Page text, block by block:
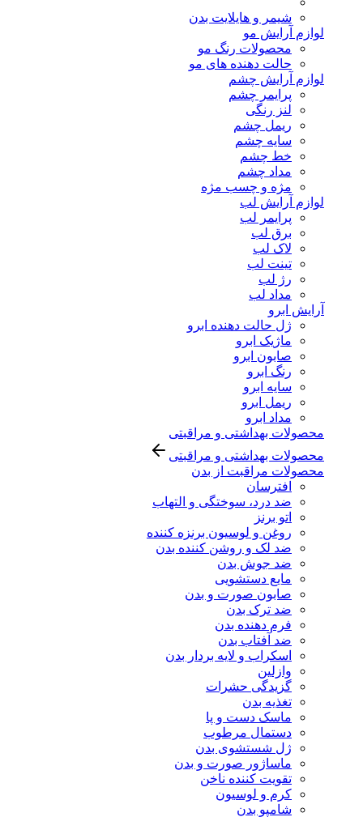
شیمر و هایلایت بدن
لوازم آرایش مو
محصولات رنگ مو
حالت دهنده های مو
لوازم آرایش چشم
پرایمر چشم
لنز رنگی
ریمل چشم
سایه چشم
خط چشم
مداد چشم
مژه و چسب مژه
لوازم آرایش لب
پرایمر لب
برق لب
لاک لب
تینت لب
رژ لب
مداد لب
آرایش ابرو
ژل حالت دهنده ابرو
ماژیک ابرو
صابون ابرو
رنگ ابرو
سایه ابرو
ریمل ابرو
مداد ابرو
محصولات بهداشتی و مراقبتی
محصولات بهداشتی و مراقبتی
محصولات مراقبت از بدن
افترسان
ضد درد، سوختگی و التهاب
اتو برنز
روغن و لوسیون برنزه کننده
ضد لک و روشن کننده بدن
ضد جوش بدن
مایع دستشویی
صابون صورت و بدن
ضد ترک بدن
فرم دهنده بدن
ضد آفتاب بدن
اسکراب و لایه بردار بدن
وازلین
گزیدگی حشرات
تغذیه بدن
ماسک دست و پا
دستمال مرطوب
ژل شستشوی بدن
ماساژور صورت و بدن
تقویت کننده ناخن
کرم و لوسیون
شامپو بدن